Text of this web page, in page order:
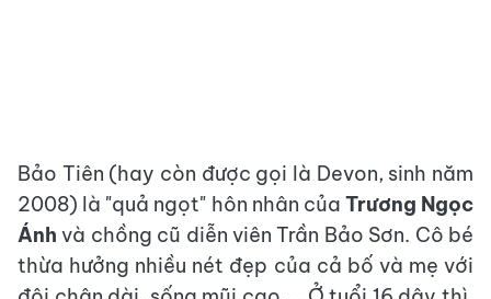
Bảo Tiên (hay còn được gọi là Devon, sinh năm
2008) là "quả ngọt" hôn nhân của Trương Ngọc
Ánh và chồng cũ diễn viên Trần Bảo Sơn. Cô bé
thừa hưởng nhiều nét đẹp của cả bố và mẹ với